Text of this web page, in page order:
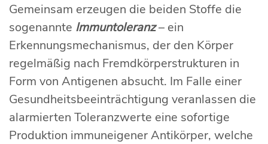
Gemeinsam erzeugen die beiden Stoffe die
sogenannte Immuntoleranz– ein
Erkennungsmechanismus, der den Körper
regelmäßig nach Fremdkörperstrukturen in
Form von Antigenen absucht. Im Falle einer
Gesundheitsbeeinträchtigung veranlassen die
alarmierten Toleranzwerte eine sofortige
Produktion immuneigener Antikörper, welche